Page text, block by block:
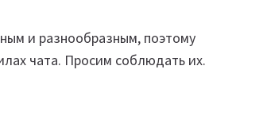
и разнообразным, поэтому
чата. Просим соблюдать их.